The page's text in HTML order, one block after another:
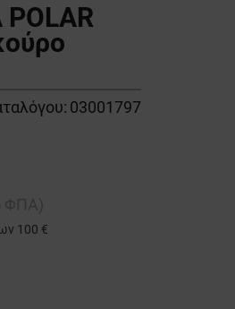
03001797
100 €